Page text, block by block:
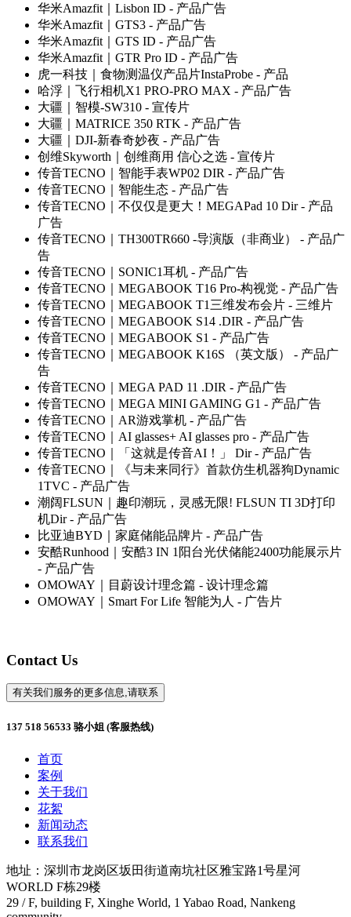
华米Amazfit｜Lisbon ID - 产品广告
华米Amazfit｜GTS3 - 产品广告
华米Amazfit｜GTS ID - 产品广告
华米Amazfit｜GTR Pro ID - 产品广告
虎一科技｜食物测温仪产品片InstaProbe - 产品
哈浮｜飞行相机X1 PRO-PRO MAX - 产品广告
大疆｜智模-SW310 - 宣传片
大疆｜MATRICE 350 RTK - 产品广告
大疆｜DJI-新春奇妙夜 - 产品广告
创维Skyworth｜创维商用 信心之选 - 宣传片
传音TECNO｜智能手表WP02 DIR - 产品广告
传音TECNO｜智能生态 - 产品广告
传音TECNO｜不仅仅是更大！MEGAPad 10 Dir- 产品
广告
传音TECNO｜TH300TR660 -导演版（非商业）
- 产品广
告
传音TECNO｜SONIC1耳机 - 产品广告
传音TECNO｜MEGABOOK T16 Pro-构视觉 - 产品广告
传音TECNO｜MEGABOOK T1三维发布会片 - 三维片
传音TECNO｜MEGABOOK S14 .DIR - 产品广告
传音TECNO｜MEGABOOK S1 - 产品广告
传音TECNO｜MEGABOOK K16S （英文版）
- 产品广
告
传音TECNO｜MEGA PAD 11 .DIR - 产品广告
传音TECNO｜MEGA MINI GAMING G1 - 产品广告
传音TECNO｜AR游戏掌机 - 产品广告
传音TECNO｜AI glasses+ AI glasses pro - 产品广告
传音TECNO｜「这就是传音AI！」 Dir- 产品广告
传音TECNO｜《与未来同行》首款仿生机器狗Dynamic
1TVC - 产品广告
潮阔FLSUN｜趣印潮玩，灵感无限! FLSUN TI 3D打印
机Dir- 产品广告
比亚迪BYD｜家庭储能品牌片 - 产品广告
安酷Runhood｜安酷3 IN 1阳台光伏储能2400功能展示片
- 产品广告
OMOWAY｜目蔚设计理念篇 - 设计理念篇
OMOWAY｜Smart For Life 智能为人 - 广告片
Contact Us
有关我们服务的更多信息,请联系
137 518 56533 骆小姐 (客服热线)
首页
案例
关于我们
花絮
新闻动态
联系我们
地址：深圳市龙岗区坂田街道南坑社区雅宝路1号星河
WORLD F栋29楼
29 / F, building F, Xinghe World, 1 Yabao Road, Nankeng